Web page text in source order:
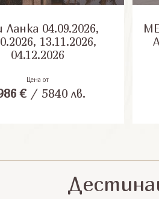
04.09.2026,
13.11.2026,
04.12.2026
Цена от
€/ 5840 лв.